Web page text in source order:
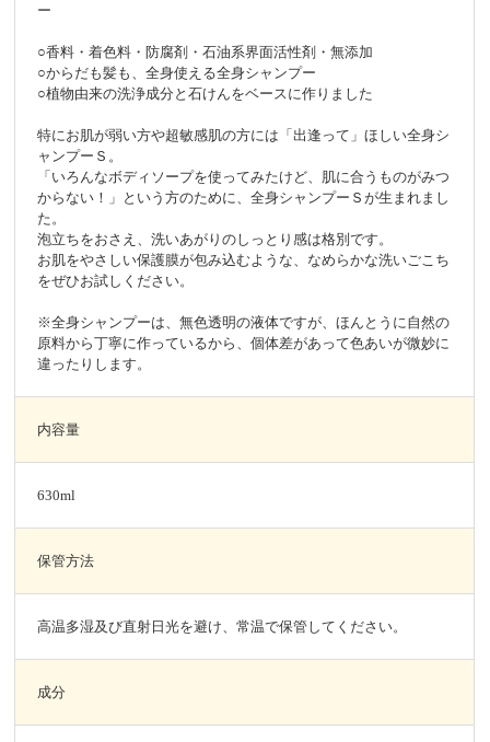
ー
○香料・着色料・防腐剤・石油系界面活性剤・無添加
○からだも髪も、全身使える全身シャンプー
○植物由来の洗浄成分と石けんをベースに作りました
特にお肌が弱い方や超敏感肌の方には「出逢って」ほしい全身シ
ャンプーＳ。
「いろんなボディソープを使ってみたけど、肌に合うものがみつ
からない！」という方のために、全身シャンプーＳが生まれまし
た。
泡立ちをおさえ、洗いあがりのしっとり感は格別です。
お肌をやさしい保護膜が包み込むような、なめらかな洗いごこち
をぜひお試しください。
※全身シャンプーは、無色透明の液体ですが、ほんとうに自然の
原料から丁寧に作っているから、個体差があって色あいが微妙に
違ったりします。
内容量
630ml
保管方法
高温多湿及び直射日光を避け、常温で保管してください。
成分